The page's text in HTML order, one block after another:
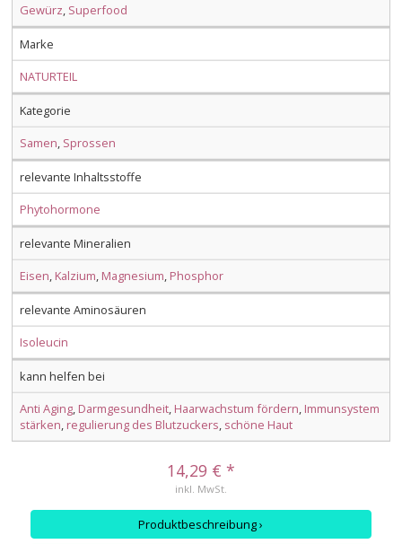
Gewürz, Superfood
Marke
NATURTEIL
Kategorie
Samen, Sprossen
relevante Inhaltsstoffe
Phytohormone
relevante Mineralien
Eisen, Kalzium, Magnesium, Phosphor
relevante Aminosäuren
Isoleucin
kann helfen bei
Anti Aging, Darmgesundheit, Haarwachstum fördern, Immunsystem
stärken, regulierung des Blutzuckers, schöne Haut
14,29 € *
inkl. MwSt.
Produktbeschreibung ›